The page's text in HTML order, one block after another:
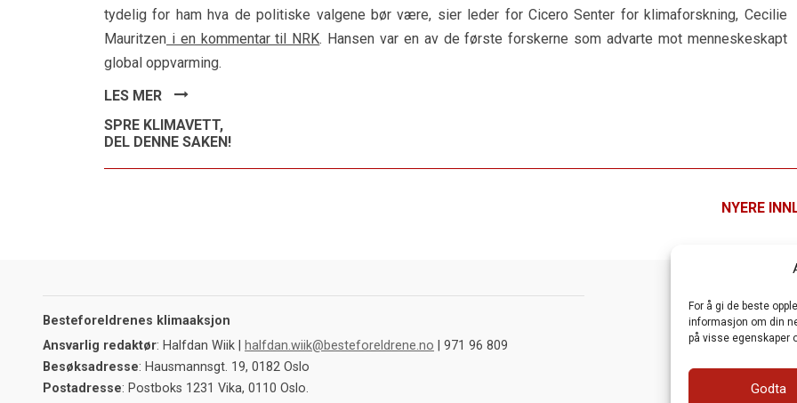
For å gi de beste
informasjon om din
på visse egenskaper
Godta
tydelig for ham hva de politiske valgene bør være, sier leder for Cicero Senter for klimaforskning, Cecilie
Mauritzen i en kommentar til NRK. Hansen var en av de første forskerne som advarte mot menneskeskapt
global oppvarming.
LES MER
SPRE KLIMAVETT,
DEL DENNE SAKEN!
NYERE
Besteforeldrenes klimaaksjon
Ansvarlig redaktør: Halfdan Wiik | halfdan.wiik@besteforeldrene.no | 971 96 809
Besøksadresse: Hausmannsgt. 19, 0182 Oslo
Postadresse: Postboks 1231 Vika, 0110 Oslo.